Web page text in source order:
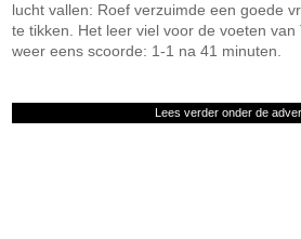
lucht vallen: Roef verzuimde een goede
te tikken. Het leer viel voor de voeten van
weer eens scoorde: 1-1 na 41 minuten.
Lees verder onder de